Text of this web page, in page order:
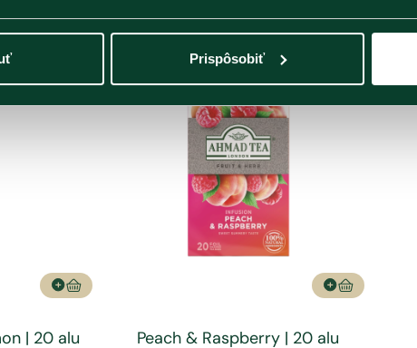
Prispôsobiť
| 20 alu
Peach & Raspberry | 20 alu